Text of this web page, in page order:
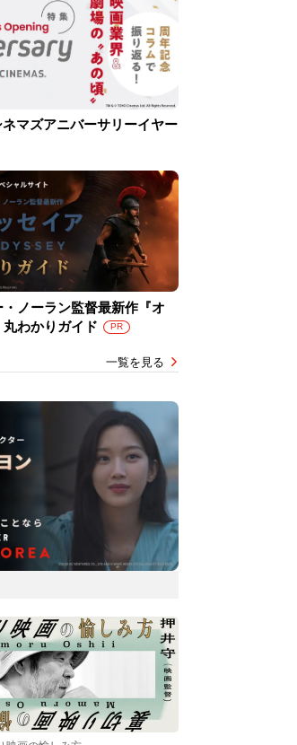
マズアニバーサリーイヤー
ノーラン監督最新作『オ
わかりガイド
PR
一覧を見る